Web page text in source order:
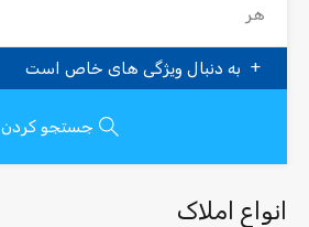
به دنبال ویژگی های خاص است
جستجو کردن
انواع املاک